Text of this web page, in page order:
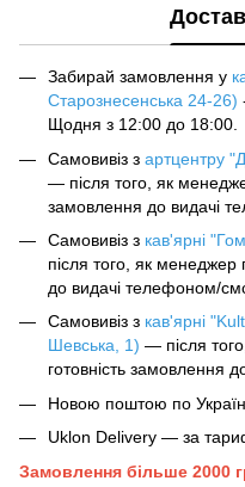
Забирай замовлення у
Старознесенська 24-26)
Щодня з 12:00 до 18:00.
Самовивіз з артцентру
— після того, як
замовлення до видачі
Самовивіз з кав'ярні
після того, як менеджер
до видачі телефоном/
Самовивіз з кав'ярні
Шевська, 1) — після
готовність замовлення
Новою поштою по
Uklon Delivery — за
Замовлення більше 2000